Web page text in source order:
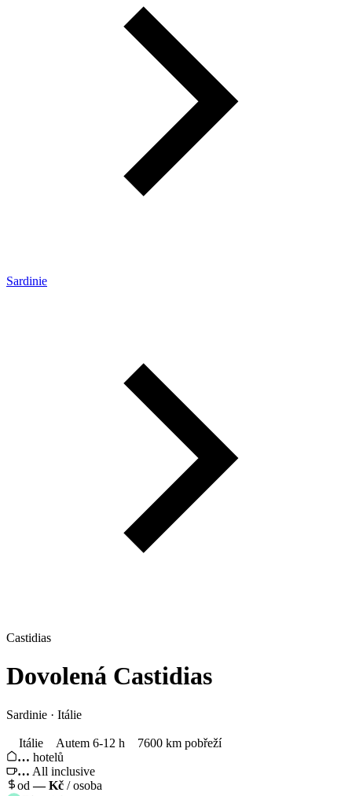
Sardinie
Castidias
Dovolená Castidias
Sardinie · Itálie
Itálie Autem 6-12 h
7600 km pobřeží
… hotelů
… All inclusive
od—Kč / osoba